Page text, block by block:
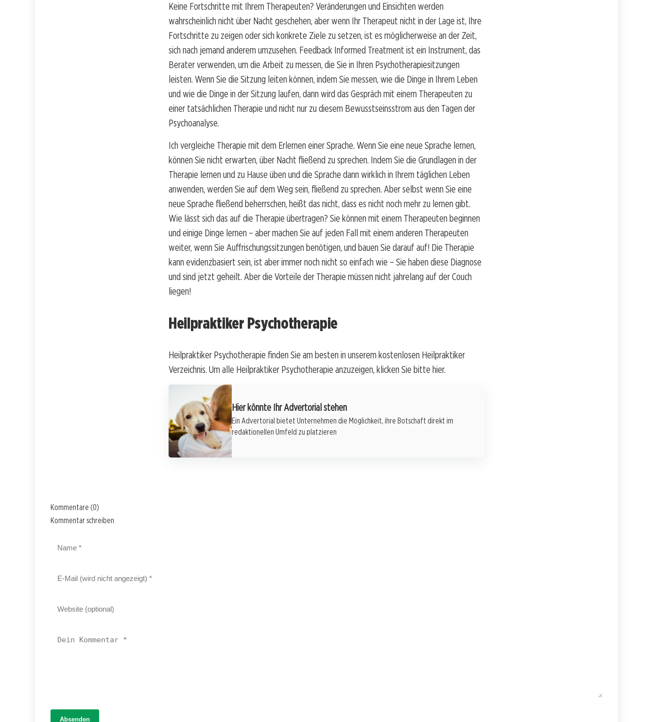
Keine Fortschritte mit Ihrem Therapeuten? Veränderungen und Einsichten werden
wahrscheinlich nicht über Nacht geschehen, aber wenn Ihr Therapeut nicht in der Lage ist, Ihre
Fortschritte zu zeigen oder sich konkrete Ziele zu setzen, ist es möglicherweise an der Zeit,
sich nach jemand anderem umzusehen. Feedback Informed Treatment ist ein Instrument, das
Berater verwenden, um die Arbeit zu messen, die Sie in Ihren Psychotherapiesitzungen
leisten. Wenn Sie die Sitzung leiten können, indem Sie messen, wie die Dinge in Ihrem Leben
und wie die Dinge in der Sitzung laufen, dann wird das Gespräch mit einem Therapeuten zu
einer tatsächlichen Therapie und nicht nur zu diesem Bewusstseinsstrom aus den Tagen der
Psychoanalyse.
Ich vergleiche Therapie mit dem Erlernen einer Sprache. Wenn Sie eine neue Sprache lernen,
können Sie nicht erwarten, über Nacht fließend zu sprechen. Indem Sie die Grundlagen in der
Therapie lernen und zu Hause üben und die Sprache dann wirklich in Ihrem täglichen Leben
anwenden, werden Sie auf dem Weg sein, fließend zu sprechen. Aber selbst wenn Sie eine
neue Sprache fließend beherrschen, heißt das nicht, dass es nicht noch mehr zu lernen gibt.
Wie lässt sich das auf die Therapie übertragen? Sie können mit einem Therapeuten beginnen
und einige Dinge lernen – aber machen Sie auf jeden Fall mit einem anderen Therapeuten
weiter, wenn Sie Auffrischungssitzungen benötigen, und bauen Sie darauf auf! Die Therapie
kann evidenzbasiert sein, ist aber immer noch nicht so einfach wie – Sie haben diese Diagnose
und sind jetzt geheilt. Aber die Vorteile der Therapie müssen nicht jahrelang auf der Couch
liegen!
Heilpraktiker Psychotherapie
Heilpraktiker Psychotherapie finden Sie am besten in unserem kostenlosen Heilpraktiker
Verzeichnis. Um alle Heilpraktiker Psychotherapie anzuzeigen, klicken Sie bitte hier.
Hier könnte Ihr Advertorial stehen
Ein Advertorial bietet Unternehmen die Möglichkeit, ihre Botschaft direkt im
redaktionellen Umfeld zu platzieren
Kommentare (0)
Kommentar schreiben
Absenden